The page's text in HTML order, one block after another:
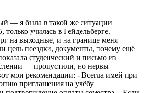
— я была в такой же ситуации
училась в Гейдельберге.
на выходные, и на границе меня
цель поездки, документы, почему ещё
студенческий и письмо из
— пропустили, но нервы
мои рекомендации: - Всегда имей при
приглашения на учёбу